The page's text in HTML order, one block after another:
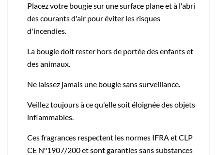
Placez votre bougie sur une surface plane et à l'abri
des courants d'air pour éviter les risques
d'incendies.
La bougie doit rester hors de portée des enfants et
des animaux.
Ne laissez jamais une bougie sans surveillance.
Veillez toujours à ce qu'elle soit éloignée des objets
inflammables.
Ces fragrances respectent les normes IFRA et CLP
CE N°1907/200 et sont garanties sans substances